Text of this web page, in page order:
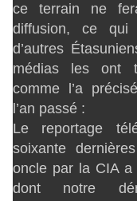
ce terrain ne
diffusion, ce qui
d’autres
médias les ont
comme l’a
l’an passé :
Le reportage
soixante
oncle par la CIA a
dont notre